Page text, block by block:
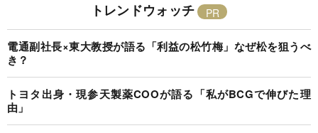
トレンドウォッチ
電通副社長×東大教授が語る「利益の松竹梅」なぜ松を狙うべ
き？
トヨタ出身・現参天製薬COOが語る「私がBCGで伸びた理
由」